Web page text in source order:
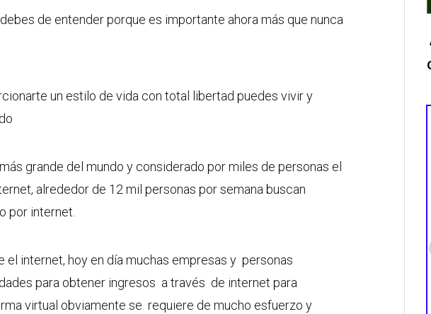
de entender porque es importante ahora más que nunca
un estilo de vida con total libertad puedes vivir y
grande del mundo y considerado por miles de personas el
alrededor de 12 mil personas por semana buscan
por internet.
el internet, hoy en día muchas empresas y personas
para obtener ingresos a través de internet para
virtual obviamente se requiere de mucho esfuerzo y